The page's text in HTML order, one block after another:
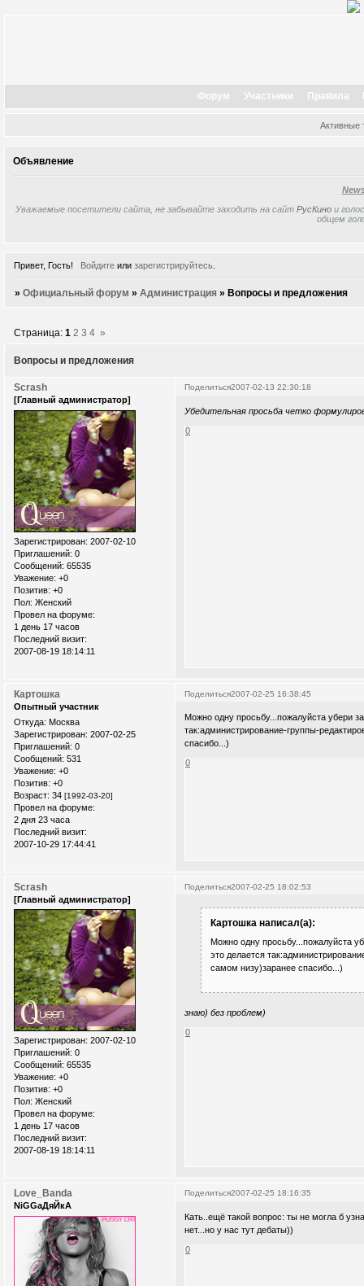
Форум Участники Правила
Активные
Объявление
Уважаемые посетители сайта, не забывайте заходить на сайт РусКино и
общем
Привет, Гость! Войдитеили зарегистрируйтесь.
»Официальный форум »Администрация »Вопросы и предложения
Вопросы и предложения
Страница:1 2 3 4 »
Поделиться2007-02-13 22:30:18
Scrash
[Главный администратор]
Зарегистрирован: 2007-02-10
Приглашений: 0
Сообщений: 65535
Уважение: +0
Позитив: +0
Пол: Женский
Провел на форуме:
1 день 17 часов
Последний визит:
2007-08-19 18:14:11
Убедительная просьба четко
0
Поделиться2007-02-25 16:38:45
Картошка
Опытный участник
Откуда: Москва
Зарегистрирован: 2007-02-25
Приглашений: 0
Сообщений: 531
Уважение: +0
Позитив: +0
Возраст: 34 [1992-03-20]
Провел на форуме:
2 дня 23 часа
Последний визит:
2007-10-29 17:44:41
Можно одну просьбу...пожалуйста убери
так:администрирование-группы-
спасибо...)
0
Поделиться2007-02-25 18:02:53
Scrash
[Главный администратор]
Зарегистрирован: 2007-02-10
Приглашений: 0
Сообщений: 65535
Уважение: +0
Позитив: +0
Пол: Женский
Провел на форуме:
1 день 17 часов
Последний визит:
2007-08-19 18:14:11
Картошка написал(а):
Можно одну просьбу...пожалуйста
это делается
самом низу)заранее спасибо...)
знаю) без проблем)
0
Поделиться2007-02-25 18:16:35
Love_Banda
NiGGaДяЙкА
Кать..ещё такой вопрос: ты не могла б
нет...но у нас тут дебаты))
0